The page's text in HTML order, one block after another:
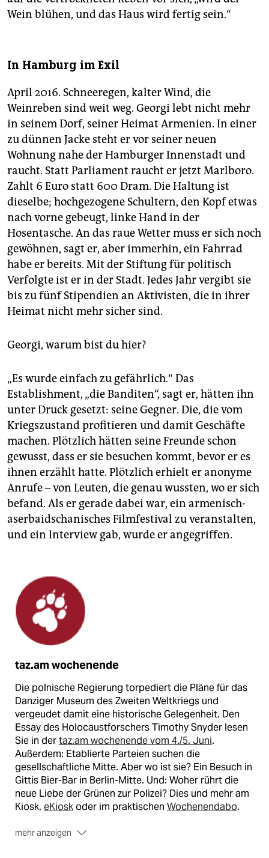
Wein blühen, und das Haus wird fertig sein.“
In Hamburg im Exil
April 2016. Schneeregen, kalter Wind, die
Weinreben sind weit weg. Georgi lebt nicht mehr
in seinem Dorf, seiner Heimat Armenien. In einer
zu dünnen Jacke steht er vor seiner neuen
Wohnung nahe der Hamburger Innenstadt und
raucht. Statt Parliament raucht er jetzt Marlboro.
Zahlt 6 Euro statt 600 Dram. Die Haltung ist
dieselbe; hochgezogene Schultern, den Kopf etwas
nach vorne gebeugt, linke Hand in der
Hosentasche. An das raue Wetter muss er sich noch
gewöhnen, sagt er, aber immerhin, ein Fahrrad
habe er bereits. Mit der Stiftung für politisch
Verfolgte ist er in der Stadt. Jedes Jahr vergibt sie
bis zu fünf Stipendien an Aktivisten, die in ihrer
Heimat nicht mehr sicher sind.
Georgi, warum bist du hier?
„Es wurde einfach zu gefährlich.“ Das
Establishment, „die Banditen“, sagt er, hätten ihn
unter Druck gesetzt: seine Gegner. Die, die vom
Kriegszustand profitieren und damit Geschäfte
machen. Plötzlich hätten seine Freunde schon
gewusst, dass er sie besuchen kommt, bevor er es
ihnen erzählt hatte. Plötzlich erhielt er anonyme
Anrufe – von Leuten, die genau wussten, wo er sich
befand. Als er gerade dabei war, ein armenisch-
aserbaidschanisches Filmfestival zu veranstalten,
und ein Interview gab, wurde er angegriffen.
taz.am wochenende
Die polnische Regierung torpediert die Pläne für das
Danziger Museum des Zweiten Weltkriegs und
vergeudet damit eine historische Gelegenheit. Den
Essay des Holocaustforschers Timothy Snyder lesen
Sie in dertaz.am wochenende vom 4./5. Juni.
Außerdem: Etablierte Parteien suchen die
gesellschaftliche Mitte. Aber wo ist sie? Ein Besuch in
Gittis Bier-Bar in Berlin-Mitte. Und: Woher rührt die
neue Liebe der Grünen zur Polizei? Dies und mehr am
Kiosk, eKioskoder im praktischen Wochenendabo.
mehr anzeigen